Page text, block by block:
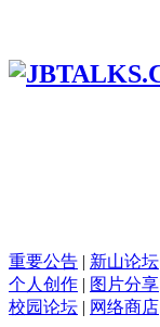
重要公告 | 新山论坛
个人创作 | 图片分享
校园论坛 | 网络商店